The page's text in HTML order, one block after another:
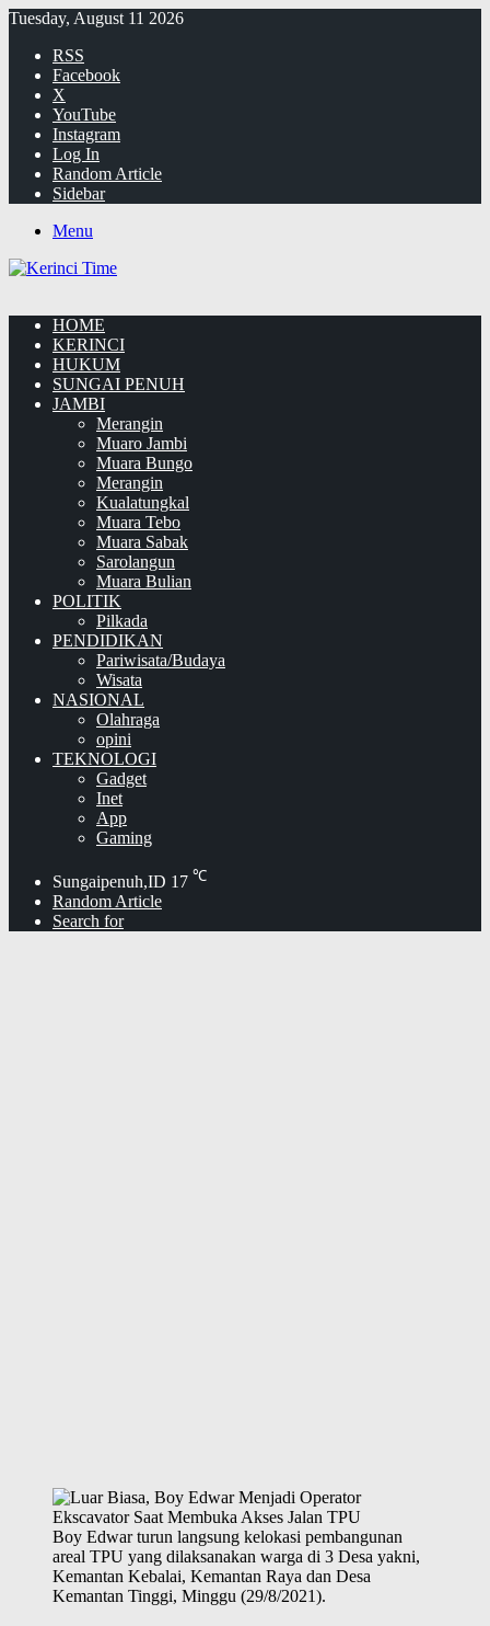
Tuesday, August 11 2026
RSS
Facebook
X
YouTube
Instagram
Log In
Random Article
Sidebar
Menu
HOME
KERINCI
HUKUM
SUNGAI PENUH
JAMBI
Merangin
Muaro Jambi
Muara Bungo
Merangin
Kualatungkal
Muara Tebo
Muara Sabak
Sarolangun
Muara Bulian
POLITIK
Pilkada
PENDIDIKAN
Pariwisata/Budaya
Wisata
NASIONAL
Olahraga
opini
TEKNOLOGI
Gadget
Inet
App
Gaming
Sungaipenuh,ID 17 ℃
Random Article
Search for
Boy Edwar turun langsung kelokasi pembangunan
areal TPU yang dilaksanakan warga di 3 Desa yakni,
Kemantan Kebalai, Kemantan Raya dan Desa
Kemantan Tinggi, Minggu (29/8/2021).